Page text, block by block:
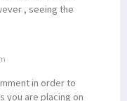
, seeing the
in order to
you are placing on